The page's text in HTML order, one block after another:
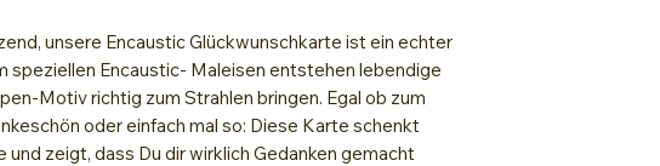
unsere Encaustic Glückwunschkarte ist ein echter
speziellen Encaustic- Maleisen entstehen lebendige
Motiv richtig zum Strahlen bringen. Egal ob zum
oder einfach mal so: Diese Karte schenkt
und zeigt, dass Du dir wirklich Gedanken gemacht